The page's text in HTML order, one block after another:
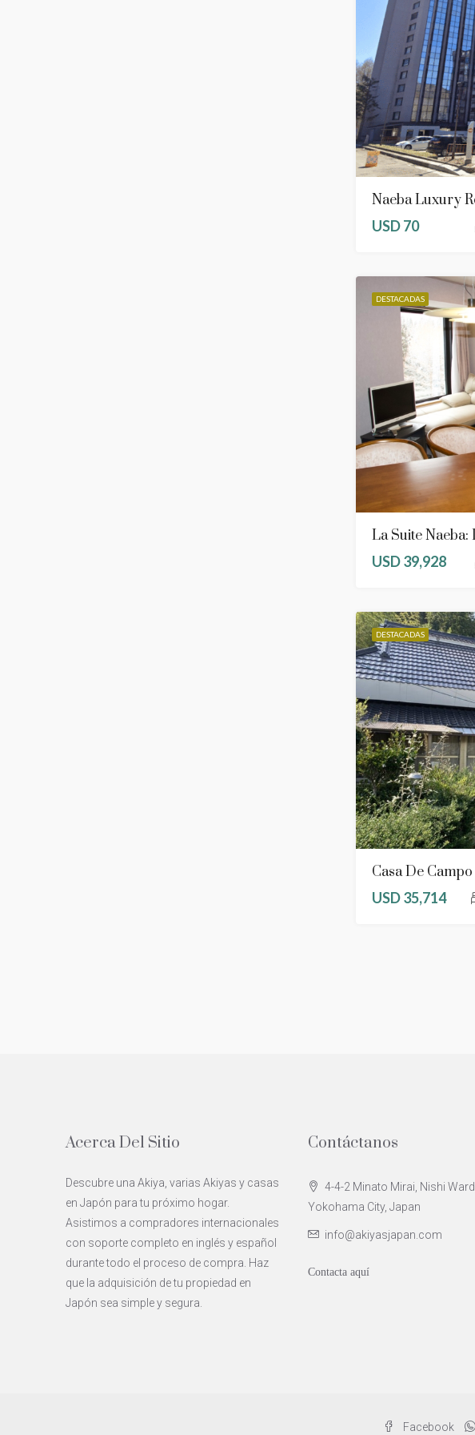
USD 70
DESTACADAS
USD 39,928
DESTACADAS
USD 35,714
Acerca Del Sitio
Descubre una Akiya, varias Akiyas y casas
en Japón para tu próximo hogar.
Asistimos a compradores internacionales
con soporte completo en inglés y español
durante todo el proceso de compra. Haz
que la adquisición de tu propiedad en
Japón sea simple y segura.
Contáctanos
4-4-2 Minato Mirai, Nishi Ward,
Yokohama City, Japan
info@akiyasjapan.com
Contacta aquí
Facebook